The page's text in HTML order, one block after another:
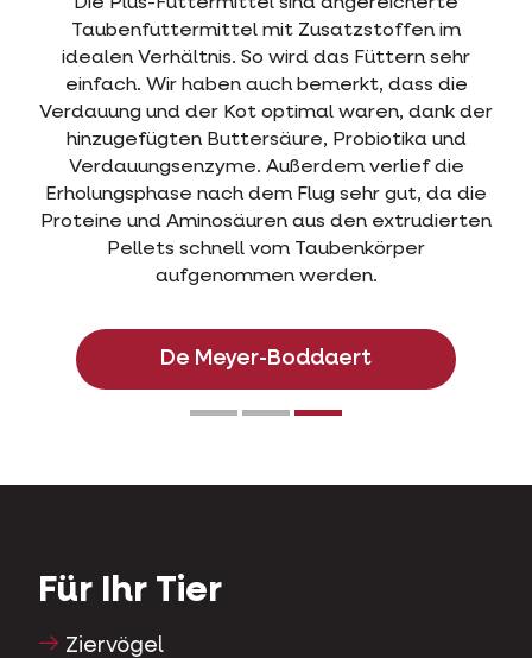
Taubenfuttermittel mit Zusatzstoffen im
idealen Verhältnis. So wird das Füttern sehr
einfach. Wir haben auch bemerkt, dass die
Verdauung und der Kot optimal waren, dank der
hinzugefügten Buttersäure, Probiotika und
Verdauungsenzyme. Außerdem verlief die
Erholungsphase nach dem Flug sehr gut, da die
Proteine und Aminosäuren aus den extrudierten
Pellets schnell vom Taubenkörper
aufgenommen werden.
De Meyer-Boddaert
Für Ihr Tier
Ziervögel